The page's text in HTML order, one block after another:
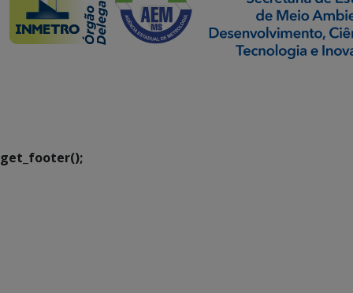
get_footer();